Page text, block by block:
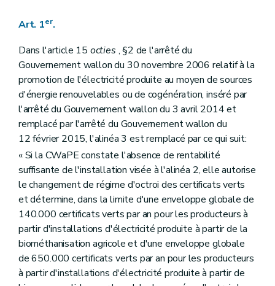
Art. 1er.
Dans l'article 15 octies , §2 de l'arrêté du
Gouvernement wallon du 30 novembre 2006 relatif à la
promotion de l'électricité produite au moyen de sources
d'énergie renouvelables ou de cogénération, inséré par
l'arrêté du Gouvernement wallon du 3 avril 2014 et
remplacé par l'arrêté du Gouvernement wallon du
12 février 2015, l'alinéa 3 est remplacé par ce qui suit:
« Si la CWaPE constate l'absence de rentabilité
suffisante de l'installation visée à l'alinéa 2, elle autorise
le changement de régime d'octroi des certificats verts
et détermine, dans la limite d'une enveloppe globale de
140.000 certificats verts par an pour les producteurs à
partir d'installations d'électricité produite à partir de la
biométhanisation agricole et d'une enveloppe globale
de 650.000 certificats verts par an pour les producteurs
à partir d'installations d'électricité produite à partir de